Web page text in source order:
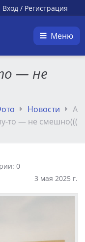
Вход / Регистрация
Меню
— не
Новости
А
то — не смешно(((
0
3 мая 2025 г.